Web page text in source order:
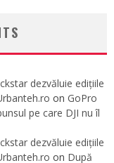
dezvăluie edițiile
on GoPro
pe care DJI nu îl
dezvăluie edițiile
on După